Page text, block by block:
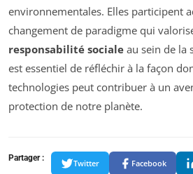
environnementales. Elles participent
changement de paradigme qui
responsabilité sociale au sein de la
est essentiel de réfléchir à la façon
technologies peut contribuer à un
protection de notre planète.
Partager :
Twitter Facebook